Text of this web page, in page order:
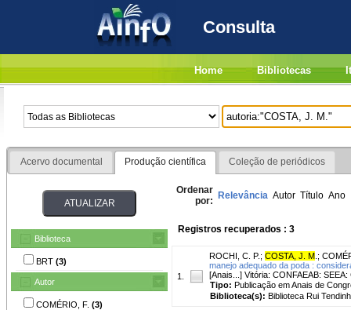
Consulta
Home Bibliotecas
Acervo documental Produção científica Coleção de periódicos
Biblioteca
BRT (3)
Autor
COMÉRIO, F. (3)
Ordenar
por: Relevância Autor Título Ano
Registros recuperados : 3
1.
ROCHI, C. P. ; COSTA, J. M ;
manejo adequado da poda :
[Anais...] Vitória: CONFAEAB:
Tipo: Publicação em Anais de
Biblioteca(s): Biblioteca Rui